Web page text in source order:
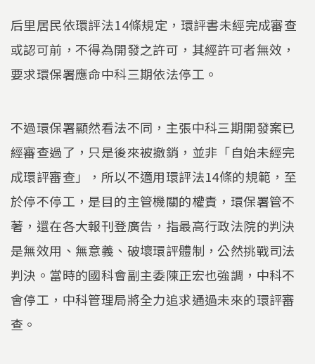
后里居民依環評法14條規定，環評書未經完成審查
或認可前，不得為開發之許可，其經許可者無效，
要求環保署應命中科三期依法停工。
不過環保署顯然看法不同，主張中科三期開發案已
經審查過了，只是後來被撤銷，並非「自始未經完
成環評審查」，所以不適用環評法14條的規範，至
於停不停工，是目的主管機關的權責，環保署管不
著，還在各大報刊登廣告，指最高行政法院的判決
是無效用、無意義、破壞環評體制，公然挑戰司法
判決。當時的國科會副主委陳正宏也強調，中科不
會停工，中科管理局將全力追求通過未來的環評審
查。